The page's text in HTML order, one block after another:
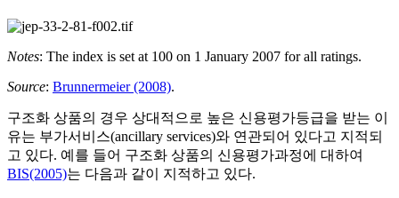
Notes: The index is set at 100 on 1 January 2007 for all ratings.
Source: Brunnermeier (2008).
구조화 상품의 경우 상대적으로 높은 신용평가등급을 받는 이
유는 부가서비스(ancillary services)와 연관되어 있다고 지적되
고 있다. 예를 들어 구조화 상품의 신용평가과정에 대하여
BIS(2005)는 다음과 같이 지적하고 있다.